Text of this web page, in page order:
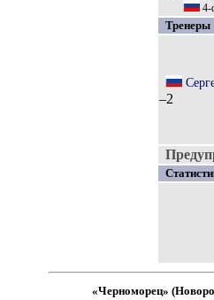
4-
Тренеры
–2
«Черноморец»